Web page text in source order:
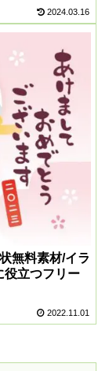
2024.03.16
無料素材/イラ
役立つフリー
2022.11.01